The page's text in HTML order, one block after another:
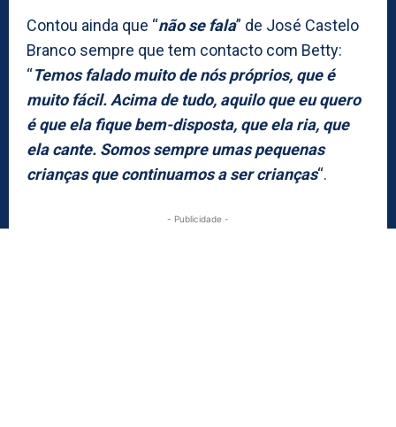
Contou ainda que “não se fala” de José Castelo
Branco sempre que tem contacto com Betty:
“Temos falado muito de nós próprios, que é
muito fácil. Acima de tudo, aquilo que eu quero
é que ela fique bem-disposta, que ela ria, que
ela cante. Somos sempre umas pequenas
crianças que continuamos a ser crianças“.
- Publicidade -